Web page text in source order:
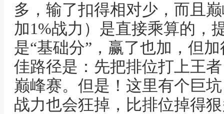
多，输了扣得相对少，而且
加1%战力）是直接乘算的，
是“基础分”，赢了也加，但
佳路径是：先把排位打上王
巅峰赛。但是！这里有个巨
战力也会狂掉，比排位掉得